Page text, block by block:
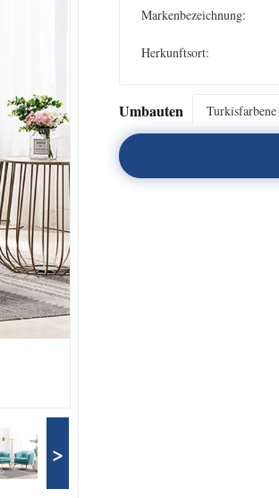
>
Markenbezeichnung:
Herkunftsort:
Umbauten